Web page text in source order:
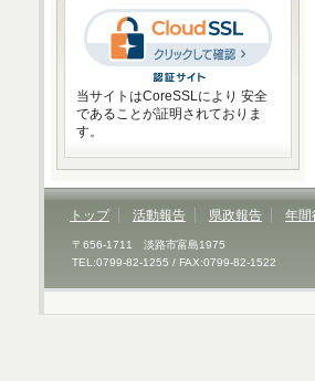
当サイトはCoreSSLにより 安全
であることが証明されておりま
す。
トップ 活動報告 県政報告 年間
〒656-1711 淡路市富島1975
TEL:0799-82-1255 / FAX:0799-82-1522